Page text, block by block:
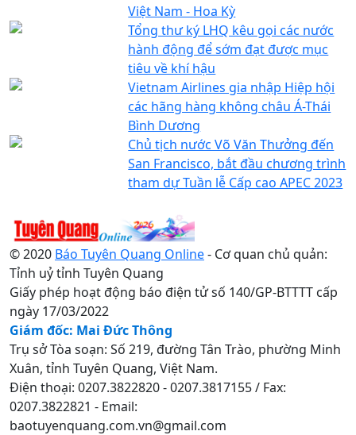
Việt Nam - Hoa Kỳ
Tổng thư ký LHQ kêu gọi các nước
hành động để sớm đạt được mục
tiêu về khí hậu
Vietnam Airlines gia nhập Hiệp hội
các hãng hàng không châu Á-Thái
Bình Dương
Chủ tịch nước Võ Văn Thưởng đến
San Francisco, bắt đầu chương trình
tham dự Tuần lễ Cấp cao APEC 2023
© 2020 Báo Tuyên Quang Online- Cơ quan chủ quản:
Tỉnh uỷ tỉnh Tuyên Quang
Giấy phép hoạt động báo điện tử số 140/GP-BTTTT cấp
ngày 17/03/2022
Giám đốc: Mai Đức Thông
Trụ sở Tòa soạn: Số 219, đường Tân Trào, phường Minh
Xuân, tỉnh Tuyên Quang, Việt Nam.
Điện thoại: 0207.3822820 - 0207.3817155 / Fax:
0207.3822821 - Email:
baotuyenquang.com.vn@gmail.com